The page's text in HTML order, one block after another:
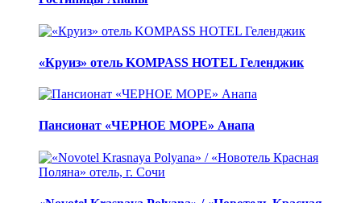
«Круиз» отель KOMPASS HOTEL Геленджик
Пансионат «ЧЕРНОЕ МОРЕ» Анапа